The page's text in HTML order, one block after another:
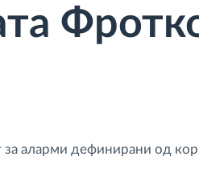
аларми дефинирани од